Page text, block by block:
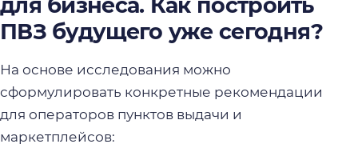
ПВЗ будущего уже сегодня?
На основе исследования можно
сформулировать конкретные рекомендации
для операторов пунктов выдачи и
маркетплейсов: